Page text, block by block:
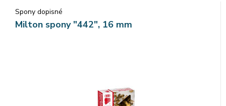
Spony dopisné
Milton spony "442", 16 mm